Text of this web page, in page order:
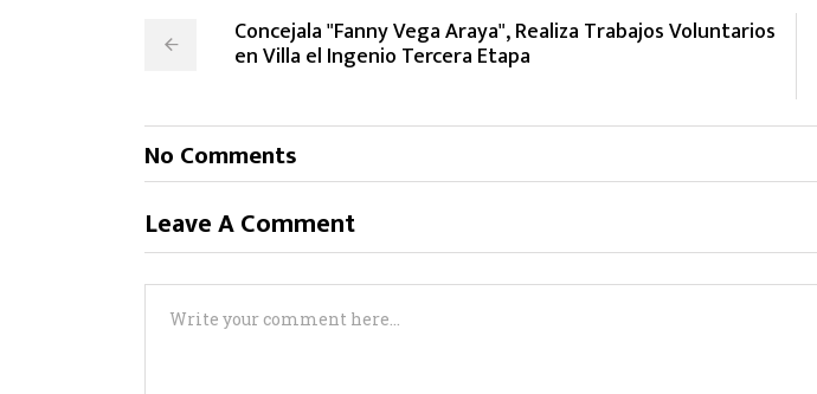
Concejala "Fanny Vega Araya", Realiza Trabajos Voluntarios
en Villa el Ingenio Tercera Etapa
No Comments
Leave A Comment